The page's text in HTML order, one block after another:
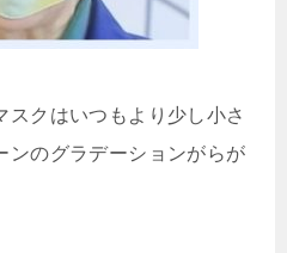
スクはいつもより少し小さ
ンのグラデーションがらが